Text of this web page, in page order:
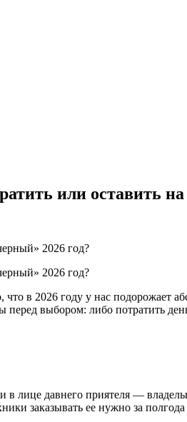
или оставить
в 2026 году у нас подорожает
выбором: либо потратить
лице давнего приятеля —
заказывать ее нужно за